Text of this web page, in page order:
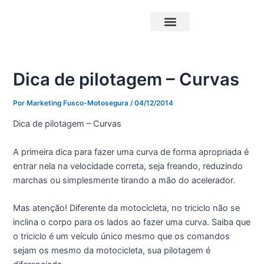
Dica de pilotagem – Curvas
PorMarketing Fusco-Motosegura /04/12/2014
Dica de pilotagem – Curvas
A primeira dica para fazer uma curva de forma apropriada é
entrar nela na velocidade correta, seja freando, reduzindo
marchas ou simplesmente tirando a mão do acelerador.
Mas atenção! Diferente da motocicleta, no triciclo não se
inclina o corpo para os lados ao fazer uma curva. Saiba que
o triciclo é um veículo único mesmo que os comandos
sejam os mesmo da motocicleta, sua pilotagem é